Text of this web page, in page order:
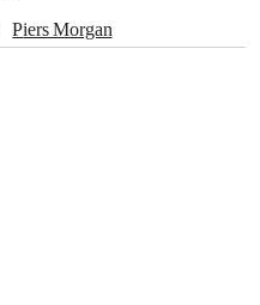
Piers Morgan